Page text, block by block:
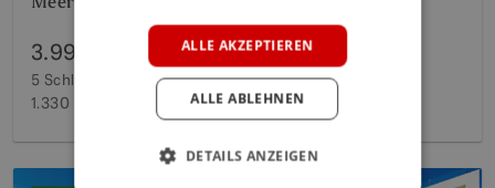
3.995.000 €
5 Schlafzimmer 5 Bäder 800 m² Bebaut
1.330 m²
POLISH
ALLE AKZEPTIEREN
ALLE ABLEHNEN
DETAILS ANZEIGEN